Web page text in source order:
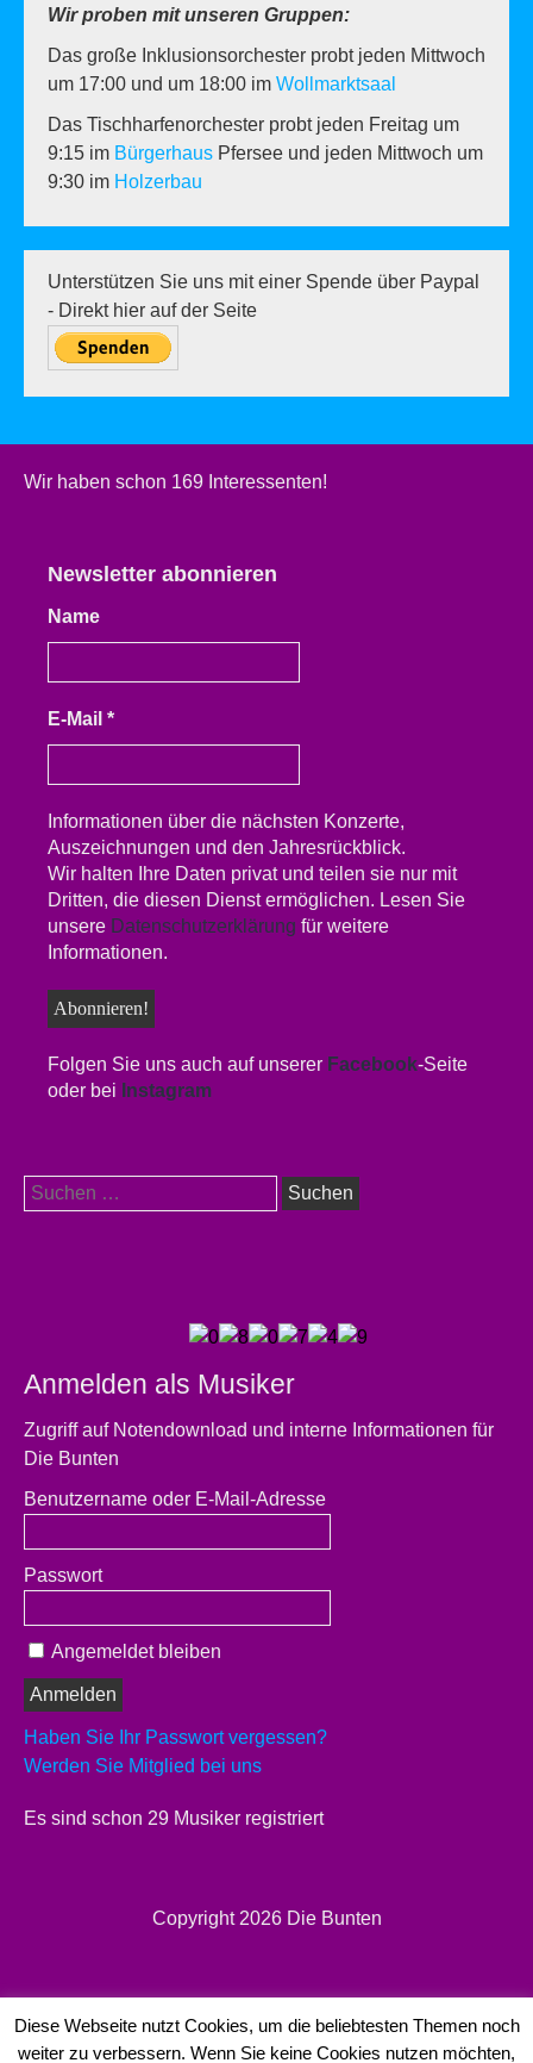
Wir proben mit unseren Gruppen:
Das große Inklusionsorchester probt jeden Mittwoch
um 17:00 und um 18:00 im Wollmarktsaal
Das Tischharfenorchester probt jeden Freitag um
9:15 im Bürgerhaus Pfersee und jeden Mittwoch um
9:30 im Holzerbau
Unterstützen Sie uns mit einer Spende über Paypal
- Direkt hier auf der Seite
Wir haben schon 169 Interessenten!
Newsletter abonnieren
Name
E-Mail *
Informationen über die nächsten Konzerte,
Auszeichnungen und den Jahresrückblick.
Wir halten Ihre Daten privat und teilen sie nur mit
Dritten, die diesen Dienst ermöglichen. Lesen Sie
unsere Datenschutzerklärung für weitere
Informationen.
Folgen Sie uns auch auf unserer Facebook-Seite
oder bei Instagram
Suchen
nach:
Anmelden als Musiker
Zugriff auf Notendownload und interne Informationen für
Die Bunten
Benutzername oder E-Mail-Adresse
Passwort
Angemeldet bleiben
Haben Sie Ihr Passwort vergessen?
Werden Sie Mitglied bei uns
Es sind schon 29 Musiker registriert
Copyright 2026 Die Bunten
Diese Webseite nutzt Cookies, um die beliebtesten Themen noch
weiter zu verbessern. Wenn Sie keine Cookies nutzen möchten,